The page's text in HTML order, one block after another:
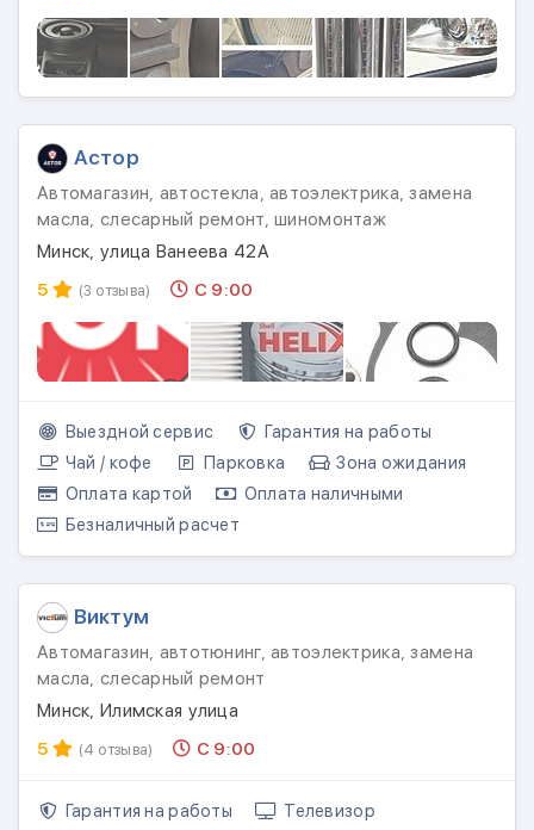
Астор
Автомагазин, автостекла, автоэлектрика, замена
масла, слесарный ремонт, шиномонтаж
Минск, улица Ванеева 42А
5
(3 отзыва) С 9:00
Выездной сервис
Гарантия на работы
Чай / кофе
Парковка
Зона ожидания
Оплата картой
Оплата наличными
Безналичный расчет
Виктум
Автомагазин, автотюнинг, автоэлектрика, замена
масла, слесарный ремонт
Минск, Илимская улица
5
(4 отзыва) С 9:00
Гарантия на работы
Телевизор